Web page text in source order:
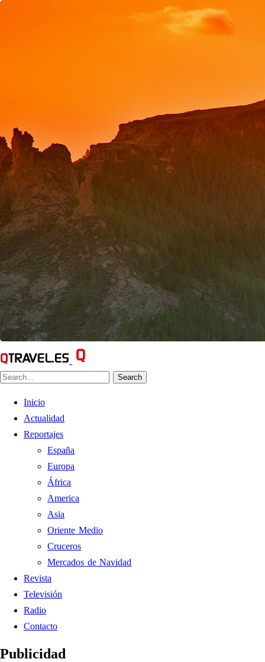
Search
Inicio
Actualidad
Reportajes
España
Europa
África
America
Asia
Oriente Medio
Cruceros
Mercados de Navidad
Revista
Televisión
Radio
Contacto
Publicidad